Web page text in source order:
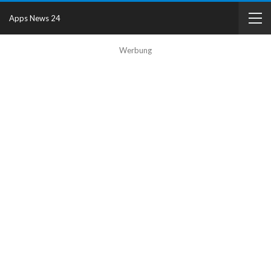
Werbung
Apps News 24